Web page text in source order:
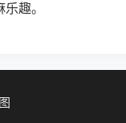
趣。